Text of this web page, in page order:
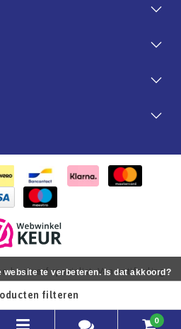
bootverf specialist. Van antifouling
- RealizationInStijl Media
filteren
0
website te verbeteren. Is dat akkoord?
Meer over cookies »